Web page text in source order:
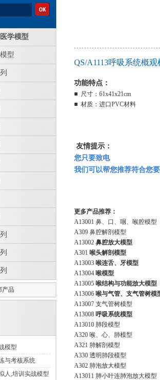
QS/A1113呼吸系统概
功能特点：
■ 尺寸：61x41x21cm
■ 材质：进口PVC材料
友情提示：
您只要致电
我们可以帮您推荐符合您
更多产品推荐：
A13001 鼻、口、咽、喉腔模型
A309 鼻腔解剖模型
A13002 鼻腔放大模型
A301 喉头解剖模型
A13003 喉连舌、牙模型
A13004 喉模型
A13005 喉结构与功能放大模型
A13006 喉与气管、支气管树模
A13007 支气管树模型
A13008 呼吸系统模型
A13010 肺段模型
A320 喉、心、肺模型
A321 肺解剖模型
A330 透明肺段模型
A302 肺泡放大模型
A13011 肺小叶连肺泡放大模型
学模型
型
产品
模型
与考核系统
线版）
人,培训实战模型